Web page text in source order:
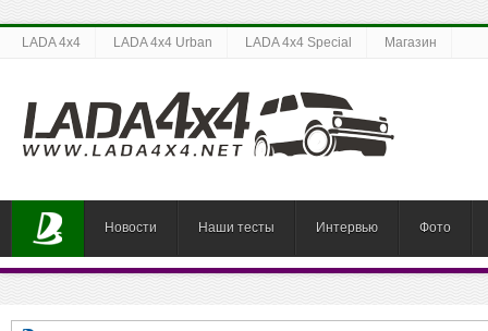
LADA 4x4 LADA 4x4 Urban LADA 4x4 Special Магазин
Новости Наши тесты Интервью Фото